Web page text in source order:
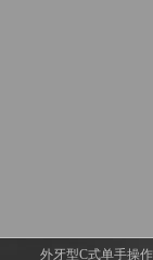
外牙型C式单手操